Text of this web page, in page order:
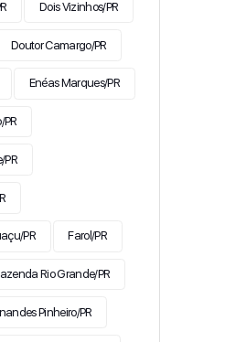
Dois Vizinhos/PR
Doutor Camargo/PR
Enéas Marques/PR
PR
PR Farol/PR
Rio Grande/PR
Pinheiro/PR